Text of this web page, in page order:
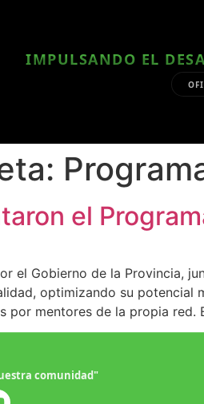
IMPULSANDO EL
el
el Gobierno de la Provincia,
optimizando su potencial
por mentores de la propia
comunidad"